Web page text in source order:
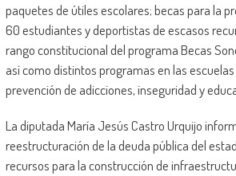
paquetes de útiles escolares; becas para la
60 estudiantes y deportistas de escasos
rango constitucional del programa Becas
así como distintos programas en las
prevención de adicciones, inseguridad y
La diputada María Jesús Castro Urquijo
reestructuración de la deuda pública del
recursos para la construcción de